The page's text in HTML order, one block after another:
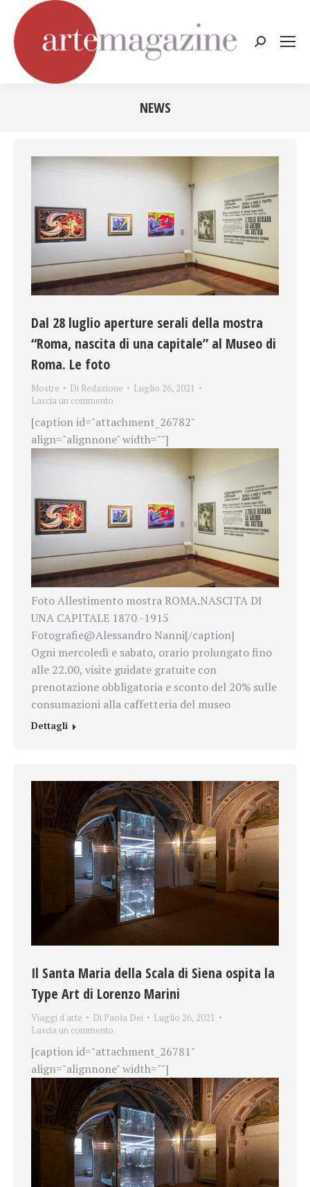
Cerca:
NEWS
Dal 28 luglio aperture serali della mostra
“Roma, nascita di una capitale” al Museo di
Roma. Le foto
Mostre Di Redazione
Luglio 26, 2021
Lascia un commento
[caption id="attachment_26782"
align="alignnone" width=""]
Foto Allestimento mostra ROMA.NASCITA DI
UNA CAPITALE 1870 -1915
Fotografie@Alessandro Nanni[/caption]
Ogni mercoledì e sabato, orario prolungato fino
alle 22.00, visite guidate gratuite con
prenotazione obbligatoria e sconto del 20% sulle
consumazioni alla caffetteria del museo
Dettagli
Il Santa Maria della Scala di Siena ospita la
Type Art di Lorenzo Marini
Viaggi d'arte Di Paola Dei
Luglio 26, 2021
Lascia un commento
[caption id="attachment_26781"
align="alignnone" width=""]